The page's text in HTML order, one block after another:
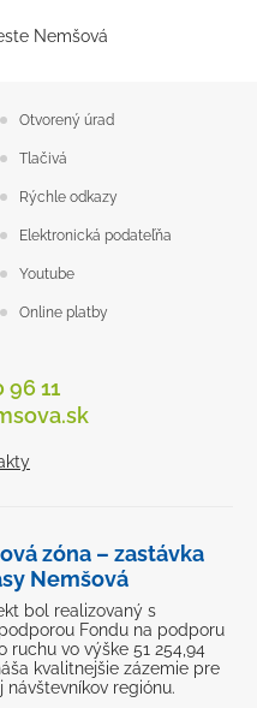
Nemšová
Otvorený úrad
Tlačivá
Rýchle odkazy
Elektronická podateľňa
Youtube
Online platby
11
zóna – zastávka
Nemšová
bol realizovaný s
Fondu na podporu
ruchu vo výške 51 254,94
kvalitnejšie zázemie pre
návštevníkov regiónu.